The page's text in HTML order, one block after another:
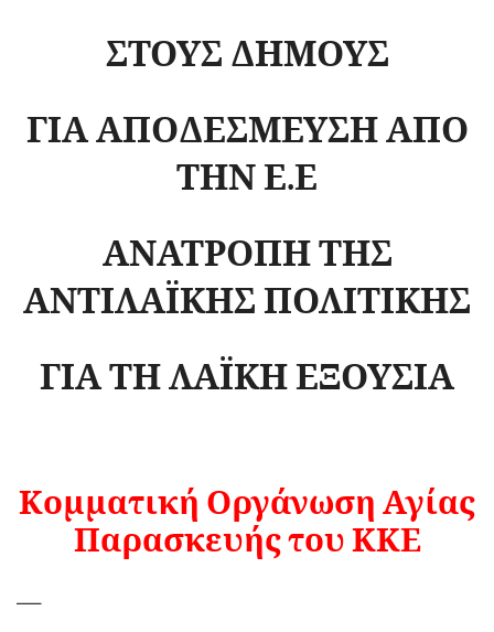
ΣΤΟΥΣ ΔΗΜΟΥΣ
ΓΙΑ ΑΠΟΔΕΣΜΕΥΣΗ ΑΠΟ
ΤΗΝ Ε.Ε
ΑΝΑΤΡΟΠΗ ΤΗΣ
ΑΝΤΙΛΑΪΚΗΣ ΠΟΛΙΤΙΚΗΣ
ΓΙΑ ΤΗ ΛΑΪΚΗ ΕΞΟΥΣΙΑ
Κομματική Οργάνωση Αγίας
Παρασκευής του ΚΚΕ
—–